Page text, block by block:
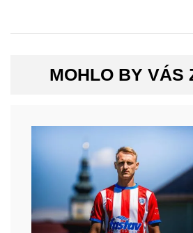
MOHLO BY VÁS